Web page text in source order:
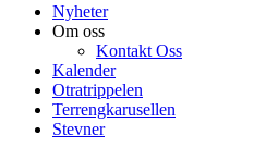
Nyheter
Om oss
Kontakt Oss
Kalender
Otratrippelen
Terrengkarusellen
Stevner